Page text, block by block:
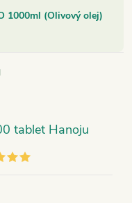
1000ml (Olivový olej)
tablet Hanoju